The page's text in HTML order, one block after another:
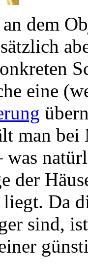
dem
eine
man
was
der
Da
sind,